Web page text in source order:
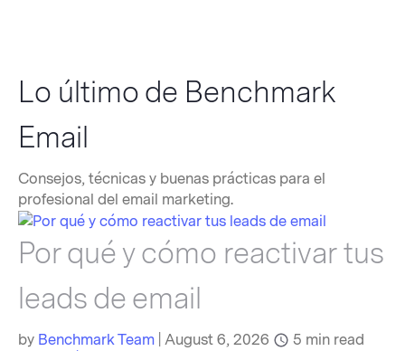
Lo último de Benchmark
Email
Consejos, técnicas y buenas prácticas para el
profesional del email marketing.
Por qué y cómo reactivar tus
leads de email
by Benchmark Team August 6, 2026 5 min read